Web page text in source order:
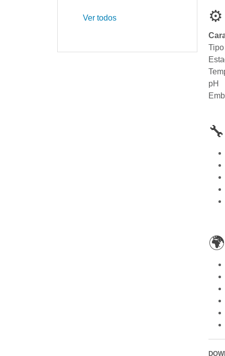
Ver todos ⚙️
Tipo
pH
🔧